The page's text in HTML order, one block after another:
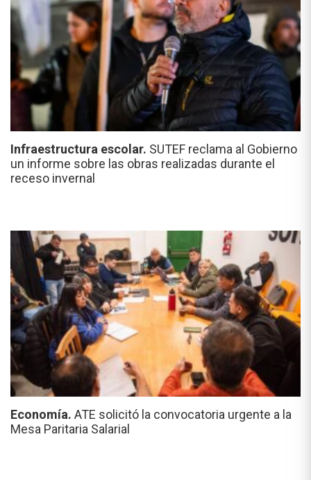
Infraestructura escolar. SUTEF reclama al Gobierno
un informe sobre las obras realizadas durante el
receso invernal
Economía. ATE solicitó la convocatoria urgente a la
Mesa Paritaria Salarial